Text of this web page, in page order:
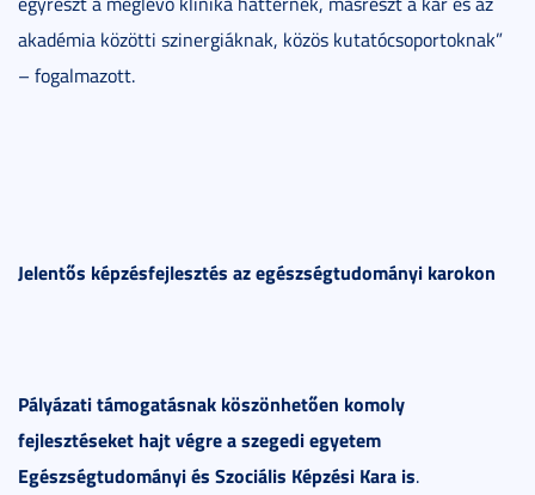
akadémia közötti szinergiáknak, közös kutatócsoportoknak”
– fogalmazott.
Jelentős képzésfejlesztés az egészségtudományi karokon
Pályázati támogatásnak köszönhetően komoly
fejlesztéseket hajt végre a szegedi egyetem
Egészségtudományi és Szociális Képzési Kara is.